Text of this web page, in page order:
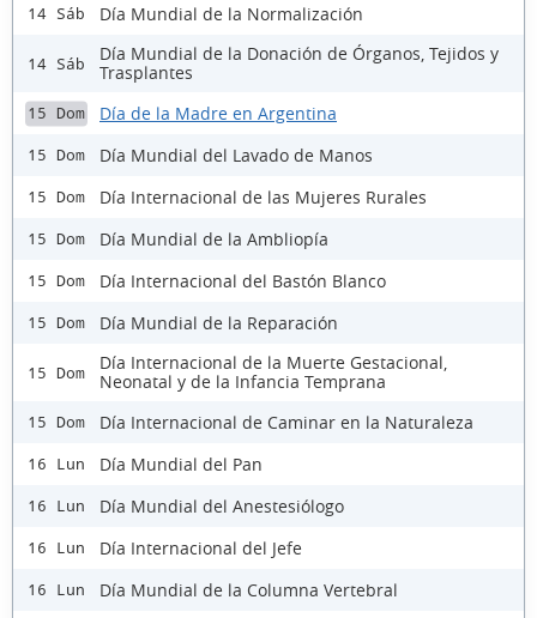
14 Sáb Día Mundial de la Normalización
14 Sáb
Día Mundial de la Donación de Órganos, Tejidos y
Trasplantes
15 Dom Día de la Madre en Argentina
15 Dom Día Mundial del Lavado de Manos
15 Dom Día Internacional de las Mujeres Rurales
15 Dom Día Mundial de la Ambliopía
15 Dom Día Internacional del Bastón Blanco
15 Dom Día Mundial de la Reparación
15 Dom
Día Internacional de la Muerte Gestacional,
Neonatal y de la Infancia Temprana
15 Dom Día Internacional de Caminar en la Naturaleza
16 Lun Día Mundial del Pan
16 Lun Día Mundial del Anestesiólogo
16 Lun Día Internacional del Jefe
16 Lun Día Mundial de la Columna Vertebral